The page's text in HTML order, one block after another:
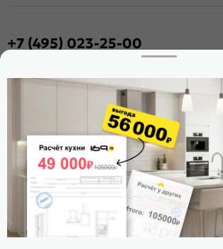
+7 (495) 023-25-00
Стать дилером
Расскажите о нас
Поделиться
Оцените магазин
ИКС 1180
© 2015—2026 Интернет-магазин мебели